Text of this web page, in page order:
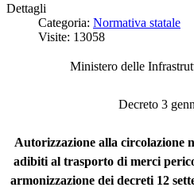
Dettagli
Categoria: Normativa statale
Visite: 13058
Ministero delle
Decreto 3
Autorizzazione alla circolazione
adibiti al trasporto di merci
armonizzazione dei decreti 12